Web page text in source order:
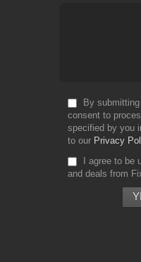
By
consent to
specified by you
to our Privacy
I agree to be
and deals from